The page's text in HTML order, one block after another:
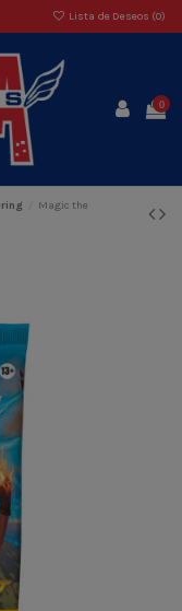
Lista de Deseos (0)
0
Magic the